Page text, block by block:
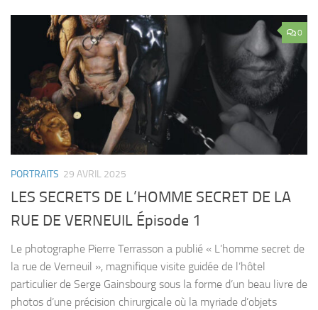
0
PORTRAITS 29 AVRIL 2025
LES SECRETS DE L’HOMME SECRET DE LA
RUE DE VERNEUIL Épisode 1
Le photographe Pierre Terrasson a publié « L’homme secret de
la rue de Verneuil », magnifique visite guidée de l’hôtel
particulier de Serge Gainsbourg sous la forme d’un beau livre de
photos d’une précision chirurgicale où la myriade d’objets